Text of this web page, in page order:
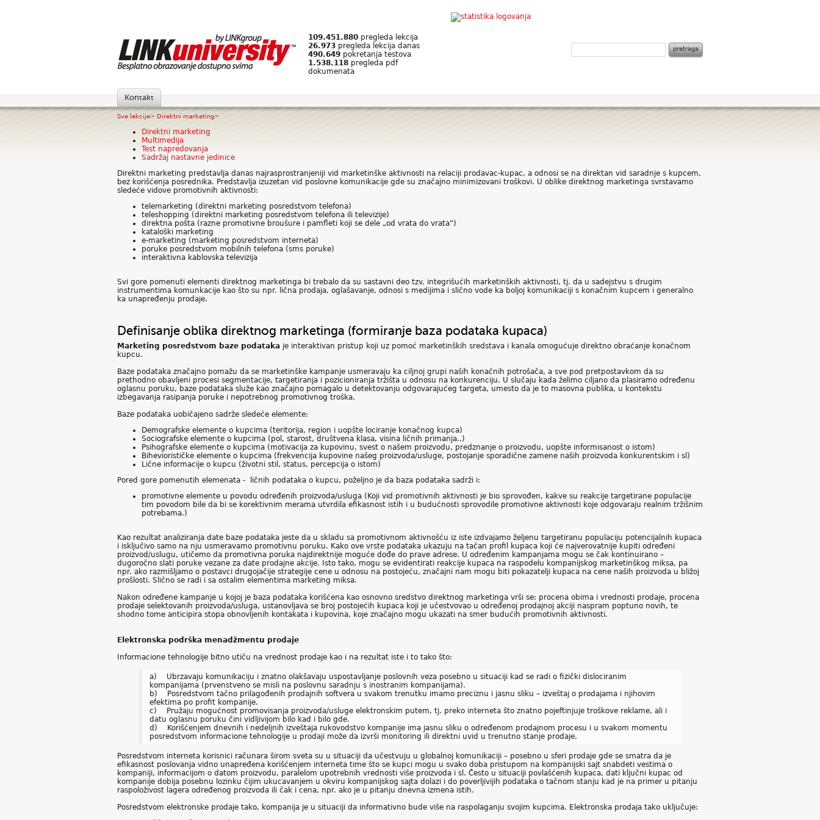
109.451.880 pregleda lekcija
26.973 pregleda lekcija danas
490.649 pokretanja testova
1.538.118 pregleda pdf
dokumenata
Kontakt
Sve lekcije> Direktni marketing>
Direktni marketing
Multimedija
Test napredovanja
Sadržaj nastavne jedinice
Direktni marketing predstavlja danas najrasprostranjeniji vid marketinške aktivnosti na relaciji prodavac-kupac, a odnosi se na direktan vid saradnje s kupcem,
bez korišćenja posrednika. Predstavlja izuzetan vid poslovne komunikacije gde su značajno minimizovani troškovi. U oblike direktnog marketinga svrstavamo
sledeće vidove promotivnih aktivnosti:
telemarketing (direktni marketing posredstvom telefona)
teleshopping (direktni marketing posredstvom telefona ili televizije)
direktna pošta (razne promotivne broušure i pamfleti koji se dele „od vrata do vrata“)
kataloški marketing
e-marketing (marketing posredstvom interneta)
poruke posredstvom mobilnih telefona (sms poruke)
interaktivna kablovska televizija
Svi gore pomenuti elementi direktnog marketinga bi trebalo da su sastavni deo tzv. integrišućih marketinških aktivnosti, tj. da u sadejstvu s drugim
instrumentima komunkacije kao što su npr. lična prodaja, oglašavanje, odnosi s medijima i slično vode ka boljoj komunikaciji s konačnim kupcem i generalno
ka unapređenju prodaje.
Definisanje oblika direktnog marketinga (formiranje baza podataka kupaca)
Marketing posredstvom baze podataka je interaktivan pristup koji uz pomoć marketinških sredstava i kanala omogućuje direktno obraćanje konačnom
kupcu.
Baze podataka značajno pomažu da se marketinške kampanje usmeravaju ka ciljnoj grupi naših konačnih potrošača, a sve pod pretpostavkom da su
prethodno obavljeni procesi segmentacije, targetiranja i pozicioniranja tržišta u odnosu na konkurenciju. U slučaju kada želimo ciljano da plasiramo određenu
oglasnu poruku, baze podataka služe kao značajno pomagalo u detektovanju odgovarajućeg targeta, umesto da je to masovna publika, u kontekstu
izbegavanja rasipanja poruke i nepotrebnog promotivnog troška.
Baze podataka uobičajeno sadrže sledeće elemente:
Demografske elemente o kupcima (teritorija, region i uopšte lociranje konačnog kupca)
Sociografske elemente o kupcima (pol, starost, društvena klasa, visina ličnih primanja..)
Psihografske elemente o kupcima (motivacija za kupovinu, svest o našem proizvodu, predznanje o proizvodu, uopšte informisanost o istom)
Biheviorističke elemente o kupcima (frekvencija kupovine našeg proizvoda/usluge, postojanje sporadične zamene naših proizvoda konkurentskim i sl)
Lične informacije o kupcu (životni stil, status, percepcija o istom)
Pored gore pomenutih elemenata - ličnih podataka o kupcu, poželjno je da baza podataka sadrži i:
promotivne elemente u povodu određenih proizvoda/usluga (Koji vid promotivnih aktivnosti je bio sprovođen, kakve su reakcije targetirane populacije
tim povodom bile da bi se korektivnim merama utvrdila efikasnost istih i u budućnosti sprovodile promotivne aktivnosti koje odgovaraju realnim tržišnim
potrebama.)
Kao rezultat analiziranja date baze podataka jeste da u skladu sa promotivnom aktivnošću iz iste izdvajamo željenu targetiranu populaciju potencijalnih kupaca
i isključivo samo na nju usmeravamo promotivnu poruku. Kako ove vrste podataka ukazuju na tačan profil kupaca koji će najverovatnije kupiti određeni
proizvod/uslugu, utičemo da promotivna poruka najdirektnije moguće dođe do prave adrese. U određenim kampanjama mogu se čak kontinuirano –
dugoročno slati poruke vezane za date prodajne akcije. Isto tako, mogu se evidentirati reakcije kupaca na raspodelu kompanijskog marketinškog miksa, pa
npr. ako razmišljamo o postavci drugojačije strategije cene u odnosu na postojeću, značajni nam mogu biti pokazatelji kupaca na cene naših proizvoda u bližoj
prošlosti. Slično se radi i sa ostalim elementima marketing miksa.
Nakon određene kampanje u kojoj je baza podataka korišćena kao osnovno sredstvo direktnog marketinga vrši se: procena obima i vrednosti prodaje, procena
prodaje selektovanih proizvoda/usluga, ustanovljava se broj postojećih kupaca koji je učestvovao u određenoj prodajnoj akciji naspram poptuno novih, te
shodno tome anticipira stopa obnovljenih kontakata i kupovina, koje značajno mogu ukazati na smer budućih promotivnih aktivnosti.
Elektronska podrška menadžmentu prodaje
Informacione tehnologije bitno utiču na vrednost prodaje kao i na rezultat iste i to tako što:
a) Ubrzavaju komunikaciju i znatno olakšavaju uspostavljanje poslovnih veza posebno u situaciji kad se radi o fizički dislociranim
kompanijama (prvenstveno se misli na poslovnu saradnju s inostranim kompanijama).
b) Posredstvom tačno prilagođenih prodajnih softvera u svakom trenutku imamo preciznu i jasnu sliku – izveštaj o prodajama i njihovim
efektima po profit kompanije.
c) Pružaju mogućnost promovisanja proizvoda/usluge elektronskim putem, tj. preko interneta što znatno pojeftinjuje troškove reklame, ali i
datu oglasnu poruku čini vidljivijom bilo kad i bilo gde.
d) Korišćenjem dnevnih i nedeljnih izveštaja rukovodstvo kompanije ima jasnu sliku o određenom prodajnom procesu i u svakom momentu
posredstvom informacione tehnologije u prodaji može da izvrši monitoring ili direktni uvid u trenutno stanje prodaje.
Posredstvom interneta korisnici računara širom sveta su u situaciji da učestvuju u globalnoj komunikaciji – posebno u sferi prodaje gde se smatra da je
efikasnost poslovanja vidno unapređena korišćenjem interneta time što se kupci mogu u svako doba pristupom na kompanijski sajt snabdeti vestima o
kompaniji, informacijom o datom proizvodu, paralelom upotrebnih vrednosti više proizvoda i sl. Često u situaciji povlašćenih kupaca, dati ključni kupac od
kompanije dobija posebnu lozinku čijim ukucavanjem u okviru kompanijskog sajta dolazi i do poverljivijih podataka o tačnom stanju kad je na primer u pitanju
raspoloživost lagera određenog proizvoda ili čak i cena, npr. ako je u pitanju dnevna izmena istih.
Posredstvom elektronske prodaje tako, kompanija je u situaciji da informativno bude više na raspolaganju svojim kupcima. Elektronska prodaja tako uključuje: